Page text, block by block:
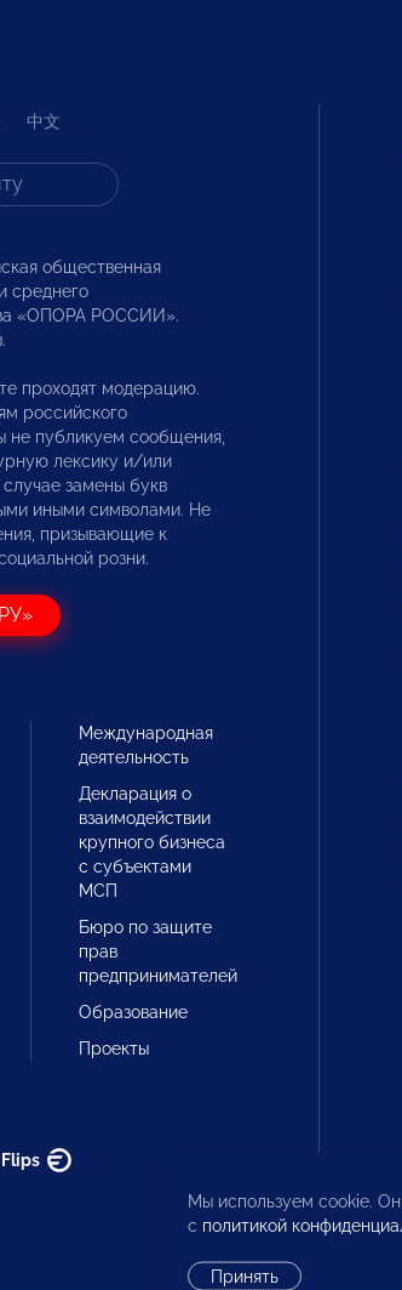
中文
общественная
среднего
«ОПОРА РОССИИ».
проходят модерацию.
российского
не публикуем сообщения,
лексику и/или
замены букв
иными символами. Не
призывающие к
розни.
Международная
деятельность
Декларация о
взаимодействии
крупного бизнеса
с субъектами
МСП
Бюро по защите
прав
предпринимателей
Образование
Проекты
Flips
Мы используем cookie.
с политикой
Принять